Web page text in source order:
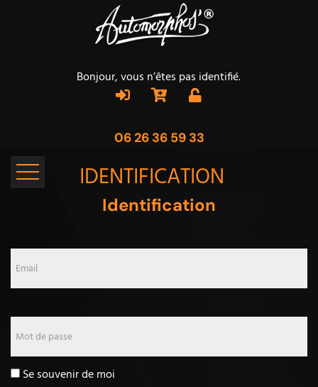
Bonjour, vous n’êtes pas identifié.
06 26 36 59 33
IDENTIFICATION
Identification
Email
Mot de passe
Se souvenir de moi